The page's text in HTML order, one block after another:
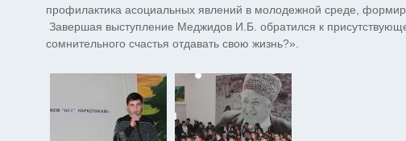
профилактика асоциальных явлений в молодежной среде,
Завершая выступление Меджидов И.Б. обратился к
сомнительного счастья отдавать свою жизнь?».